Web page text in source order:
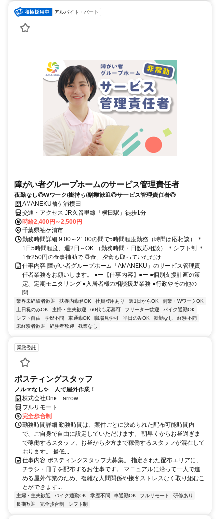
アルバイト・パート
障がい者グループホームのサービス管理責任者
夜勤なし◎Wワーク/掛持ち/副業歓迎◎サービス管理責任者◎
AMANEKU袖ケ浦横田
交通・アクセス JR久留里線「横田駅」徒歩1分
時給2,400円～2,500円
千葉県袖ケ浦市
勤務時間詳細 9:00～21:00の間で5時間程度勤務（時間は応相談） ＊
1日5時間程度、週2日～OK （勤務時間・日数応相談） ＊シフト制 ＊
1食250円の食事補助で 昼食、夕食も取っていただけ...
仕事内容 障がい者グループホーム「AMANEKU」のサービス管理責
任者業務をお願いします。 ●ー【仕事内容】●ー ●個別支援計画の策
定、定期モニタリング ●入居者様の相談援助業務 ●行政やその他の
関...
業界未経験者歓迎 扶養内勤務OK 社員登用あり 週1日からOK
副業・WワークOK
土日祝のみOK
主婦・主夫歓迎 60代も応募可 フリーター歓迎
バイク通勤OK
シフト自由
学歴不問 車通勤OK 職場見学可 平日のみOK 転勤なし
経験不問
未経験者歓迎
経験者歓迎 残業なし
業務委託
ポスティングスタッフ
ノルマなし✨一人で屋外作業！
株式会社One arrow
フルリモート
完全歩合制
勤務時間詳細 勤務時間は、案件ごとに決められた配布可能時間内
で、ご自身で自由に設定していただけます。 朝早くからお昼過ぎま
で稼働するスタッフ、お昼から夕方まで稼働するスタッフが混在して
おります。 最低...
仕事内容 ポスティングスタッフ大募集。 指定された配布エリアに、
チラシ・冊子を配布するお仕事です。 マニュアルに沿って一人で進
める屋外作業のため、複雑な人間関係や接客ストレスなく取り組むこ
とができます...
主婦・主夫歓迎 バイク通勤OK 学歴不問 車通勤OK フルリモート
研修あり
長期歓迎
完全歩合制 シフト制